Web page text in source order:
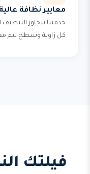
معايير نظافة
خدمتنا تتجاوز
كل زاوية وسطح يتم
فيلتك